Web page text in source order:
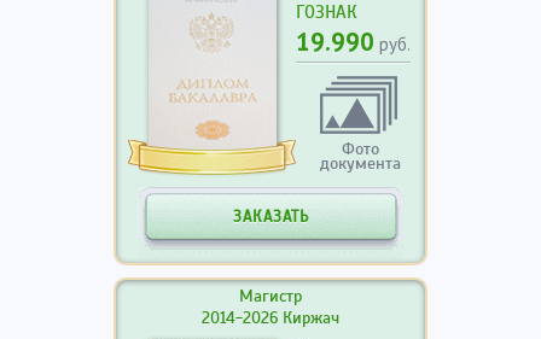
ГОЗНАК
19.990 руб.
Фото
документа
ЗАКАЗАТЬ
Магистр
2014-2026 Киржач